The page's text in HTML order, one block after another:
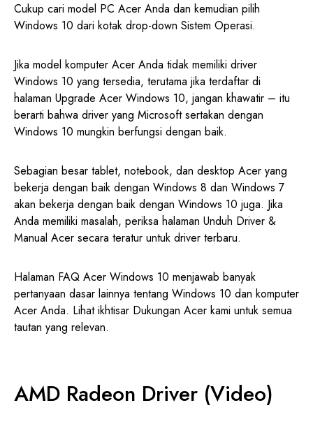
Cukup cari model PC Acer Anda dan kemudian pilih
Windows 10 dari kotak drop-down Sistem Operasi.
Jika model komputer Acer Anda tidak memiliki driver
Windows 10 yang tersedia, terutama jika terdaftar di
halaman Upgrade Acer Windows 10, jangan khawatir – itu
berarti bahwa driver yang Microsoft sertakan dengan
Windows 10 mungkin berfungsi dengan baik.
Sebagian besar tablet, notebook, dan desktop Acer yang
bekerja dengan baik dengan Windows 8 dan Windows 7
akan bekerja dengan baik dengan Windows 10 juga. Jika
Anda memiliki masalah, periksa halaman Unduh Driver &
Manual Acer secara teratur untuk driver terbaru.
Halaman FAQ Acer Windows 10 menjawab banyak
pertanyaan dasar lainnya tentang Windows 10 dan komputer
Acer Anda. Lihat ikhtisar Dukungan Acer kami untuk semua
tautan yang relevan.
AMD Radeon Driver (Video)